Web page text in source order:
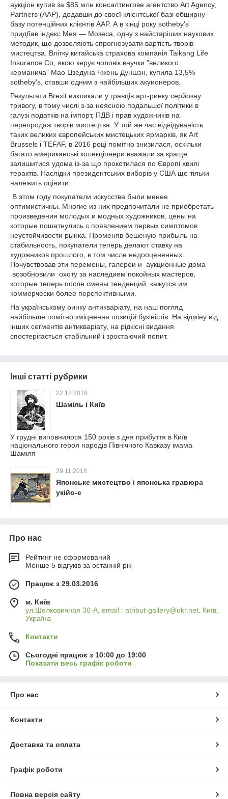
аукціон купив за $85 млн консалтингове агентство Art Agency,
Partners (AAP), додавши до своєї клієнтської базі обширну
базу потенційних клієнтів AAP. А в кінці року sotheby's
придбав індекс Мея — Мозеса, одну з найстаріших наукових
методик, що дозволяють спрогнозувати вартість творів
мистецтва. Влітку китайська страхова компанія Taikang Life
Insurance Co, якою керує чоловік внучки "великого
керманича" Мао Цзедуна Чжень Дуншэн, купила 13,5%
sotheby's, ставши одним з найбільших акуионеров.
Результати Brexit викликали у гравців арт-ринку серйозну
тривогу, в тому числі з-за неясною подальшої політики в
галузі податків на імпорт, ПДВ і прав художників на
перепродаж творів мистецтва. У той же час відвідуваність
таких великих європейських мистецьких ярмарків, як Art
Brussels і TEFAF, в 2016 році помітно знизилася, оскільки
багато американські колекціонери вважали за краще
залишитися удома із-за що прокотилася по Європі хвилі
терактів. Наслідки президентських виборів у США ще тільки
належить оцінити.
В этом году покупатели искусства были менее
оптимистичны. Многие из них предпочитали не приобретать
произведения молодых и модных художников, цены на
которые пошатнулись с появлением первых симптомов
неустойчивости рынка. Променяв бешеную прибыль на
стабильность, покупатели теперь делают ставку на
художников прошлого, в том числе недооцененных.
Почувствовав эти перемены, галереи и аукционные дома
возобновили охоту за наследием покойных мастеров,
которые теперь после смены тенденций кажутся им
коммерчески более перспективными.
На українському ринку антикваріату, на наш погляд
найбільше помітно зміцнення позицій букіністів. На відміну від
інших сегментів антикваріату, на рідкісні видання
спостерігається стабільний і зростаючий попит.
Інші статті рубрики
22.12.2018
Шаміль і Київ
У грудні виповнилося 150 років з дня прибуття в Київ
національного героя народів Північного Кавказу імама
Шаміля
29.11.2018
Японське мистецтво і японська гравюра
укійо-е
Про нас
Рейтинг не сформований
Менше 5 відгуків за останній рік
Працює з 29.03.2016
м. Київ
ул.Шелковичная 30-А, email : atribut-gallery@ukr.net, Київ,
Україна
Контакти
Сьогодні працює з 10:00 до 19:00
Показати весь графік роботи
Про нас
Контакти
Доставка та оплата
Графік роботи
Повна версія сайту